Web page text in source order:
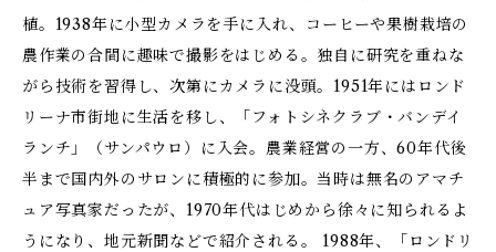
植。1938年に小型カメラを手に入れ、コーヒーや果樹栽培の
農作業の合間に趣味で撮影をはじめる。独自に研究を重ねな
がら技術を習得し、次第にカメラに没頭。1951年にはロンド
リーナ市街地に生活を移し、「フォトシネクラブ・バンデイ
ランチ」（サンパウロ）に入会。農業経営の一方、60年代後
半まで国内外のサロンに積極的に参加。当時は無名のアマチ
ュア写真家だったが、1970年代はじめから徐々に知られるよ
うになり、地元新聞などで紹介される。 1988年、「ロンドリ